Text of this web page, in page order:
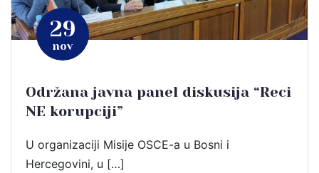
29
nov
Održana javna panel diskusija “Reci
NE korupciji”
U organizaciji Misije OSCE-a u Bosni i
Hercegovini, u […]